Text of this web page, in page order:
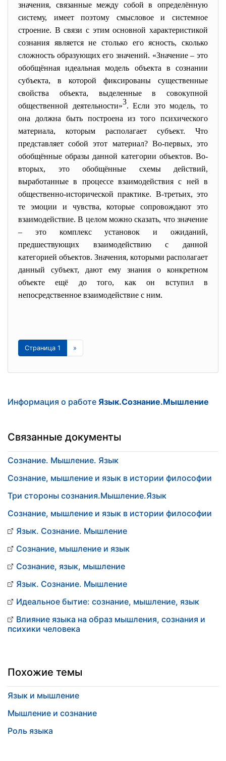
значения, связанные между собой в определённую
систему, имеет поэтому смысловое и системное
строение. В связи с этим основной характеристикой
сознания является не столько его ясность, сколько
сложность образующих его значений. «Значение – это
обобщённая идеальная модель объекта в сознании
субъекта, в которой фиксированы существенные
свойства объекта, выделенные в совокупной
общественной деятельности»3. Если это модель, то
она должна быть построена из того психического
материала, которым располагает субъект. Что
представляет собой этот материал? Во-первых, это
обобщённые образы данной категории объектов. Во-
вторых, это обобщённые схемы действий,
выработанные в процессе взаимодействия с ней в
общественно-исторической практике. В-третьих, это
те эмоции и чувства, которые сопровождают это
взаимодействие. В целом можно сказать, что значение
– это комплекс установок и ожиданий,
предшествующих взаимодействию с данной
категорией объектов. Значения, которыми располагает
данный субъект, дают ему знания о конкретном
объекте ещё до того, как он вступил в
непосредственное взаимодействие с ним.
Страница 1 »
Информация о работе Язык.Сознание.Мышление
Связанные документы
Сознание. Мышление. Язык
Сознание, мышление и язык в истории философии
Три стороны сознания.Мышление.Язык
Сознание, мышление и язык в истории философии
Язык. Сознание. Мышление
Сознание, мышление и язык
Сознание, язык, мышление
Язык. Сознание. Мышление
Идеальное бытие: сознание, мышление, язык
Влияние языка на образ мышления, сознания и
психики человека
Похожие темы
Язык и мышление
Мышление и сознание
Роль языка